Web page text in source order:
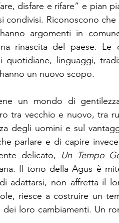
disfare e rifare” e pian
Riconoscono
argomenti in
rinascita del paese. Le
linguaggi,
un nuovo scopo.
un mondo di
tra vecchio e nuovo, tra
degli uomini e sul
parlare e di capire
delicato, Un Tempo
Il tono della Agus è
adattarsi, non affretta il
riesce a costruire un
loro cambiamenti. Un